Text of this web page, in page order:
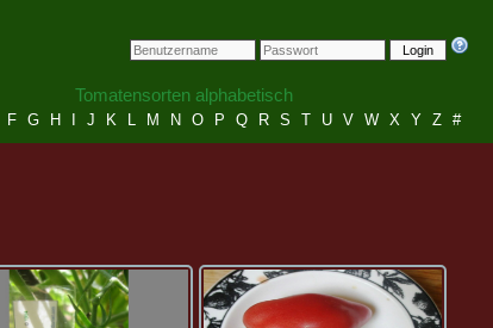
Login
Tomatensorten alphabetisch
F G H J K L M N O P Q R S T U V W X Y Z #